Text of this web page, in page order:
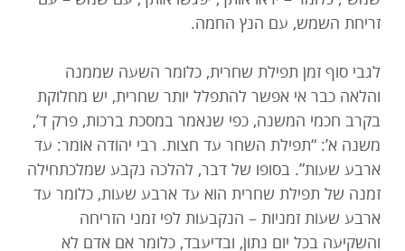
זריחת השמש, עם הנץ החמה.
לגבי סוף זמן תפילת שחרית, כלומר השעה שממנה
והלאה כבר אי אפשר להתפלל יותר שחרית, יש מחלוקת
בקרב חכמי המשנה, כפי שנאמר במסכת ברכות, פרק ד’,
משנה א’: “תפילת השחר עד חצות. רבי יהודה אומר: עד
ארבע שעות”. בסופו של דבר, להלכה נקבע שמלכתחילה
זמנה של תפילת שחרית הוא עד ארבע שעות, כלומר עד
ארבע שעות זמניות – הנקבעות לפי זמני הזריחה
והשקיעה בכל יום נתון, ובדיעבד, כלומר אם אדם לא